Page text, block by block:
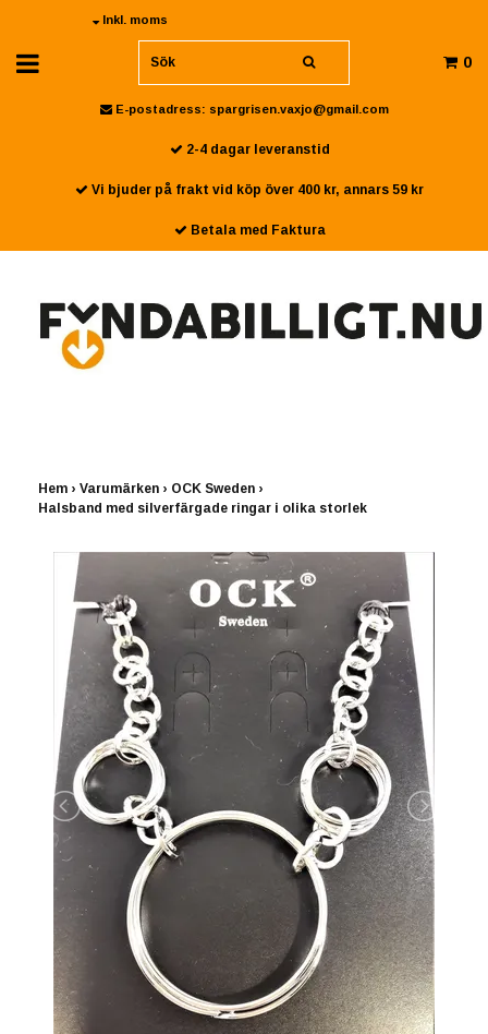
Inkl. moms
0
E-postadress: spargrisen.vaxjo@gmail.com
2-4 dagar leveranstid
Vi bjuder på frakt vid köp över 400 kr, annars 59 kr
Betala med Faktura
Hem › Varumärken › OCK Sweden ›
Halsband med silverfärgade ringar i olika storlek